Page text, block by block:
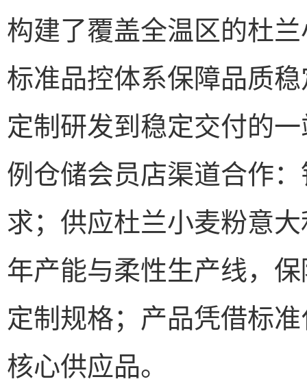
构建了覆盖全温区的杜
标准品控体系保障品质
定制研发到稳定交付的
例仓储会员店渠道合作
求；供应杜兰小麦粉意
年产能与柔性生产线，
定制规格；产品凭借标
核心供应品。